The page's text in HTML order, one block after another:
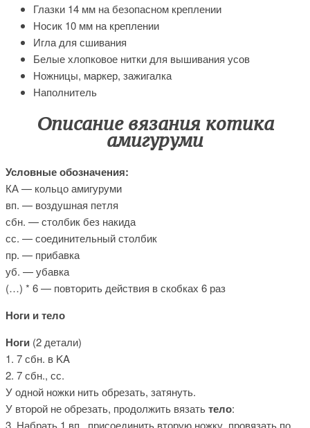
Глазки 14 мм на безопасном креплении
Носик 10 мм на креплении
Игла для сшивания
Белые хлопковое нитки для вышивания усов
Ножницы, маркер, зажигалка
Наполнитель
Описание вязания котика
амигуруми
Условные обозначения:
КА — кольцо амигуруми
вп. — воздушная петля
сбн. — столбик без накида
сс. — соединительный столбик
пр. — прибавка
уб. — убавка
(…) * 6 — повторить действия в скобках 6 раз
Ноги и тело
Ноги (2 детали)
1. 7 сбн. в KA
2. 7 сбн., сс.
У одной ножки нить обрезать, затянуть.
У второй не обрезать, продолжить вязатьтело:
3. Набрать 1 вп., присоединить вторую ножку, провязать по